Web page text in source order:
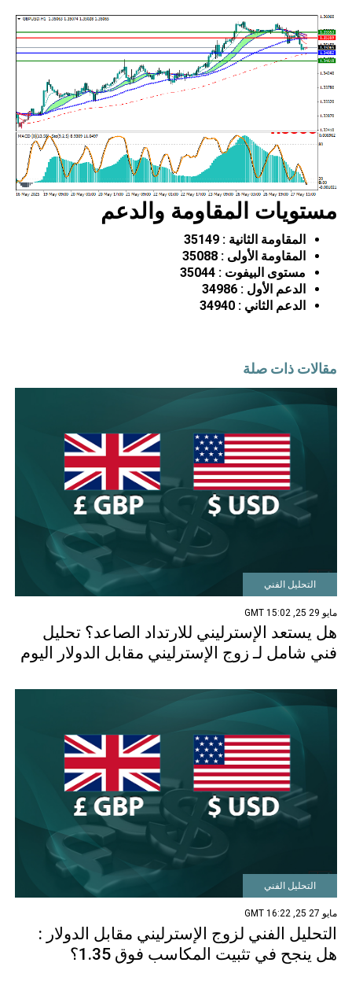
مستويات المقاومة والدعم
المقاومة الثانية :35149
المقاومة الأولى :35088
مستوى البيفوت :35044
الدعم الأول :34986
الدعم الثاني :34940
مقالات ذات صلة
التحليل الفني
مايو 29 25, 15:02 GMT
هل يستعد الإسترليني للارتداد الصاعد؟ تحليل
فني شامل لـ زوج الإسترليني مقابل الدولار اليوم
التحليل الفني
مايو 27 25, 16:22 GMT
التحليل الفني لزوج الإسترليني مقابل الدولار :
هل ينجح في تثبيت المكاسب فوق 1.35؟